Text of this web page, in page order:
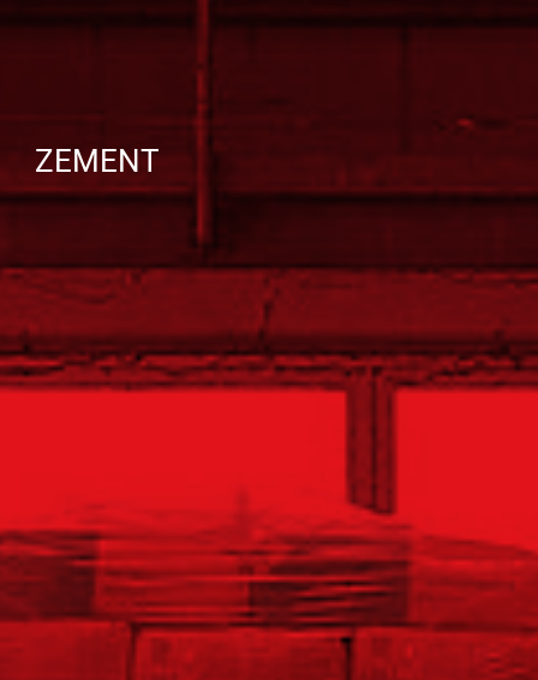
ZEMENT